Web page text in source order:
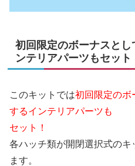
初回限定のボーナスと
ンテリアパーツもセット
このキットでは初回限定のボ
するインテリアパーツも
セット！
各ハッチ類が開閉選択式のキ
ます。